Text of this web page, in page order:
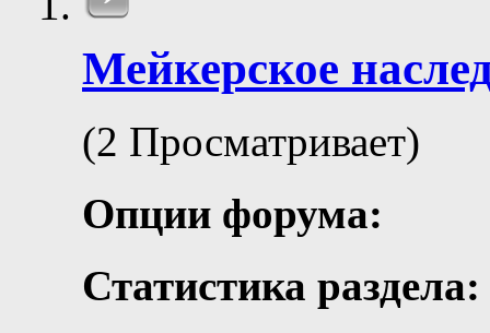
Мейкерское
(2 Просматривает)
Опции форума:
Статистика раздела: